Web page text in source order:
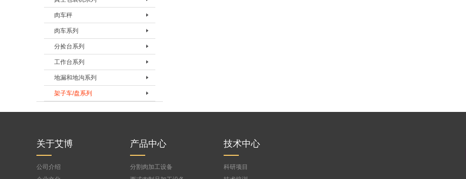
真空包装机BVPJ-350TS
真空包装机BVPJ-500TS
真空包装机BVPJ-400
真空包装机BVPJ-500DS
真空包装机BVPJ-500
真空包装机BVPJ-680
真空袋检测器BQXQ-I
肉车秤
肉车秤BRCC-300
肉车系列
肉车BRC-120B
肉车BRC-200A
肉车BRC-200B
肉车BRC-300B
分捡台系列
分检台BFJT-1
分捡台BFJT-2
工作台系列
包装工作台BBZT-1
灌肠工作台BGZT-2
地漏和地沟系列
地漏BDL-I
架子车/盘系列
烟熏车(七层带蒸盘)
关于艾博
公司介绍
产品中心
分割肉加工设备
技术中心
科研项目